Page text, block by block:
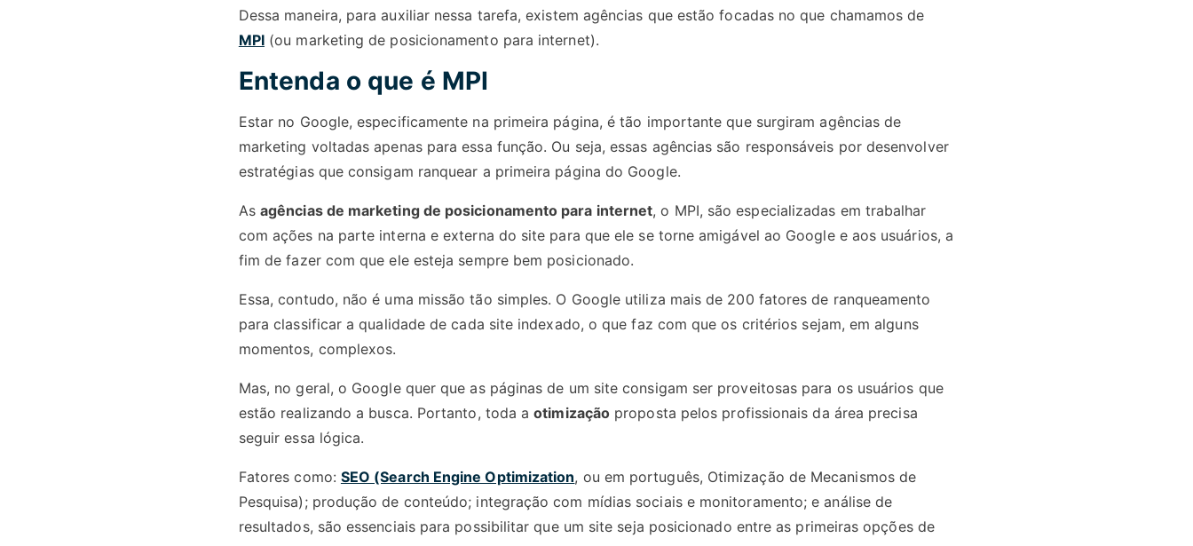
Dessa maneira, para auxiliar nessa tarefa, existem agências que estão focadas no que chamamos de
MPI (ou marketing de posicionamento para internet).
Entenda o que é MPI
Estar no Google, especificamente na primeira página, é tão importante que surgiram agências de
marketing voltadas apenas para essa função. Ou seja, essas agências são responsáveis por desenvolver
estratégias que consigam ranquear a primeira página do Google.
Asagências de marketing de posicionamento para internet, o MPI, são especializadas em trabalhar
com ações na parte interna e externa do site para que ele se torne amigável ao Google e aos usuários, a
fim de fazer com que ele esteja sempre bem posicionado.
Essa, contudo, não é uma missão tão simples. O Google utiliza mais de 200 fatores de ranqueamento
para classificar a qualidade de cada site indexado, o que faz com que os critérios sejam, em alguns
momentos, complexos.
Mas, no geral, o Google quer que as páginas de um site consigam ser proveitosas para os usuários que
estão realizando a busca. Portanto, toda aotimização proposta pelos profissionais da área precisa
seguir essa lógica.
Fatores como: SEO (Search Engine Optimization, ou em português, Otimização de Mecanismos de
Pesquisa); produção de conteúdo; integração com mídias sociais e monitoramento; e análise de
resultados, são essenciais para possibilitar que um site seja posicionado entre as primeiras opções de